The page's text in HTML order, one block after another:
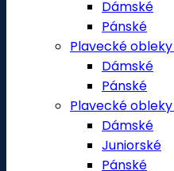
Dámské
Pánské
Plavecké obleky
Dámské
Pánské
Plavecké
Dámské
Juniorské
Pánské